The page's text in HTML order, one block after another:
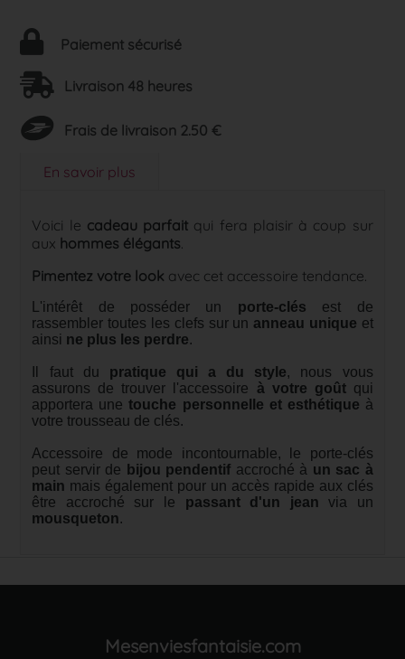
Paiement sécurisé
Livraison 48 heures
Frais de livraison 2.50 €
En savoir plus
Voici le cadeau parfait qui fera plaisir à coup sur
aux hommes élégants.
Pimentez votre look avec cet accessoire tendance.
L'intérêt de posséder un porte-clés est de
rassembler toutes les clefs sur un anneau unique et
ainsi ne plus les perdre.
Il faut du pratique qui a du style, nous vous
assurons de trouver l'accessoire à votre goûtqui
apportera unetouche personnelle et esthétique à
votre trousseau de clés.
Accessoire de mode incontournable, le porte-clés
peut servir de bijou pendentif accroché à un sac à
main mais également pour un accès rapide aux clés
être accroché sur le passant d'un jean via un
mousqueton.
Mesenviesfantaisie.com